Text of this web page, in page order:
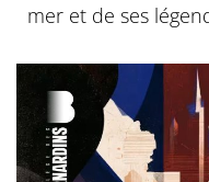
mer et de ses